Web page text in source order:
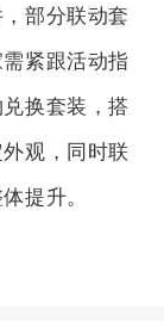
部分联动套
紧跟活动指
换套装，搭
观，同时联
提升。